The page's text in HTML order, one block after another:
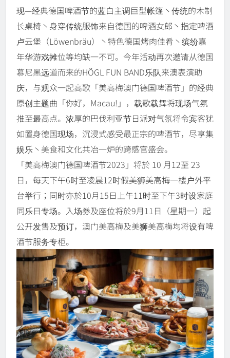
现—经典德国啤酒节的蓝白主调巨型帐篷丶传统的木制
长桌椅丶身穿传统服饰来自德国的啤酒女郎丶指定啤酒
卢云堡（Löwenbräu）丶特色德国烤肉佳肴丶缤纷嘉
年华游戏摊位等均缺一不可。今年活动再次邀请从德国
慕尼黑远道而来的HÖGL FUN BAND乐队来澳表演助
庆，与观众一起高歌「美高梅澳门德国啤酒节」的经典
原创主题曲「你好，Macau!」，载歌载舞将现场气氛
推至最高点。浓厚的巴伐利亚节日派对气氛将令宾客犹
如置身德国现场，沉浸式感受最正宗的啤酒节，尽享集
娱乐丶美食和文化共冶一炉的跨感官盛会。
「美高梅澳门德国啤酒节2023」将於 10 月12至 23
日，每天下午6时至凌晨12时假美狮美高梅一楼户外平
台举行；同时亦於10月15日上午11时至下午3时设家庭
同乐日专场。入场券及座位将於9月11日（星期一）起
公开发售及预订，澳门美高梅及美狮美高梅均将设有啤
酒节服务专柜。